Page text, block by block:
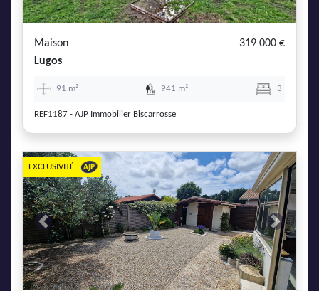
Maison
319 000 €
Lugos
91 m² 941 m² 3
REF1187 - AJP Immobilier Biscarrosse
Previous Next
EXCLUSIVITÉ